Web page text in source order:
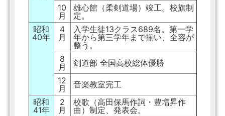
10
月
雄心館（柔剣道場）竣工。校旗制
定。
昭和
40年
4
月
入学生徒13クラス689名。第一学
年から第三学年まで揃い、全容が
整う。
8
月
剣道部 全国高校総体優勝
12
月
音楽教室完工
昭和
41年
2
月
校歌（高田保馬作詞・豊増昇作
曲）制定、発表会。